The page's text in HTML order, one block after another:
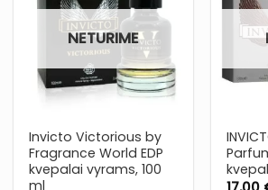
PRIDĖTI
Į NORŲ
SĄRAŠĄ
NETURIME
Invicto Victorious by
Fragrance World EDP
kvepalai vyrams, 100
ml